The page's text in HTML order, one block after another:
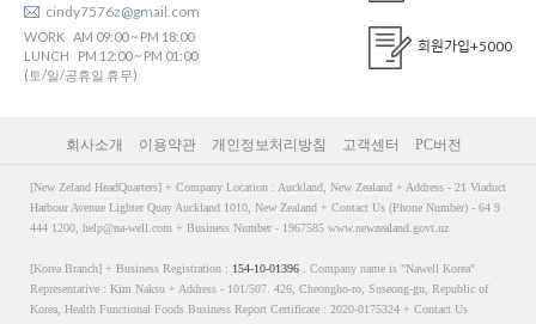
cindy7576z@gmail.com
WORK AM 09:00 ~ PM 18:00
LUNCH
PM 12:00 ~ PM 01:00
(토/일/공휴일 휴무)
회원가입+5000
회사소개 이용약관 개인정보처리방침 고객센터 PC버전
[New Zeland HeadQuarters] + Company Location : Auckland, New Zealand + Address - 21 Viaduct
Harbour Avenue Lighter Quay Auckland 1010, New Zealand + Contact Us (Phone Number) - 64 9
444 1200, help@na-well.com + Business Number - 1967585 www.newzealand.govt.nz
[Korea Branch] + Business Registration : 154-10-01396
. Company name is "Nawell Korea"
Representative : Kim Naksu + Address - 101/507. 426, Cheongho-ro, Suseong-gu, Republic of
Korea, Health Functional Foods Business Report Certificate : 2020-0175324 + Contact Us